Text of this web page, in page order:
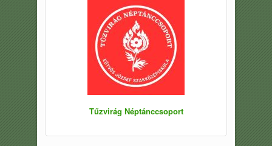
Tűzvirág Néptánccsoport